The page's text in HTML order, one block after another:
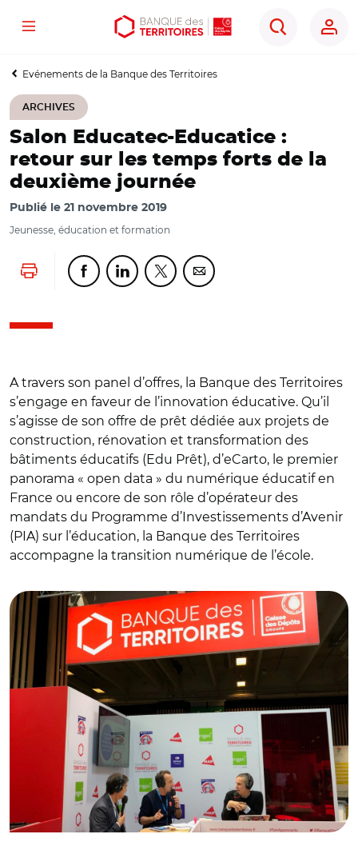
Aller
contenu
Aller
menu
Ouvrir
outils
Menu
Rechercher
Evénements de la Banque des Territoires
ARCHIVES
Salon Educatec-Educatice :
retour sur les temps forts de la
deuxième journée
Publié le 21 novembre 2019
Jeunesse, éducation et formation
Lancer l'impressionPartager cette page sur Facebook
Partager cette page sur Linkedin
Partager cette page sur Twitter
Partager cette page sur
A travers son panel d’offres, la Banque des Territoires
s’engage en faveur de l’innovation éducative. Qu’il
s’agisse de son offre de prêt dédiée aux projets de
construction, rénovation et transformation des
bâtiments éducatifs (Edu Prêt), d’eCarto, le premier
panorama « open data » du numérique éducatif en
France ou encore de son rôle d’opérateur des
mandats du Programme d’Investissements d’Avenir
(PIA) sur l’éducation, la Banque des Territoires
accompagne la transition numérique de l’école.